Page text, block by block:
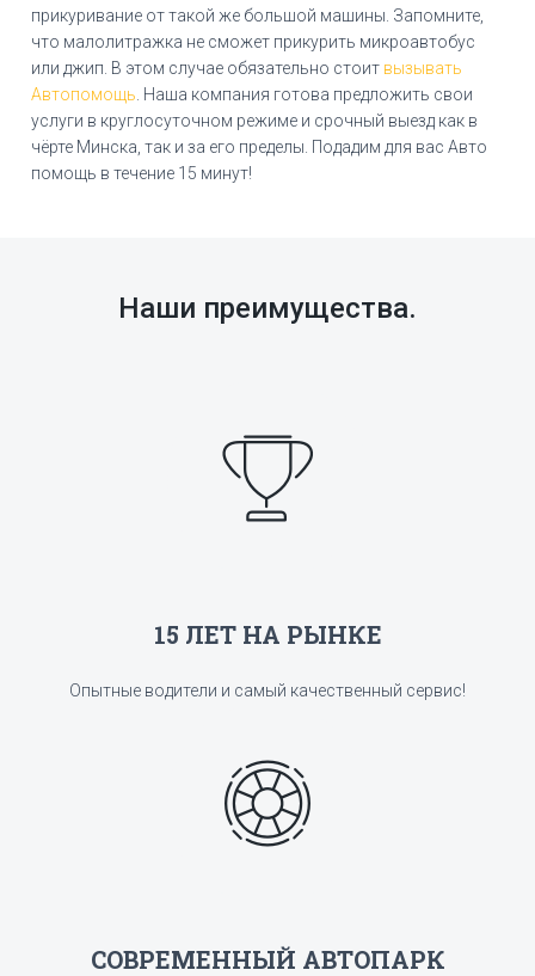
прикуривание от такой же большой машины. Запомните,
что малолитражка не сможет прикурить микроавтобус
или джип. В этом случае обязательно стоит вызывать
Автопомощь . Наша компания готова предложить свои
услуги в круглосуточном режиме и срочный выезд как в
чёрте Минска, так и за его пределы. Подадим для вас Авто
помощь в течение 15 минут!
Наши преимущества.
15 ЛЕТ НА РЫНКЕ
Опытные водители и самый качественный сервис!
СОВРЕМЕННЫЙ АВТОПАРК